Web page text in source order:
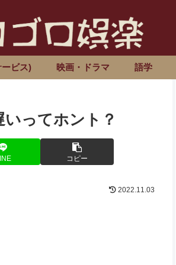
ビス) 映画・ドラマ 語学
ってホント？
コピー
2022.11.03